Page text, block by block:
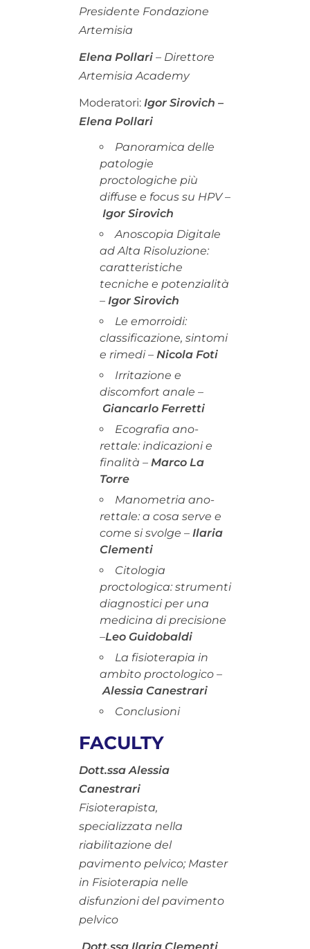
Presidente Fondazione
Artemisia
Elena Pollari – Direttore
Artemisia Academy
Moderatori: Igor Sirovich –
Elena Pollari
Panoramica delle
patologie
proctologiche più
diffuse e focus su HPV–
Igor Sirovich
Anoscopia Digitale
ad Alta Risoluzione:
caratteristiche
tecniche e potenzialità
– Igor Sirovich
Le emorroidi:
classificazione, sintomi
e rimedi – Nicola Foti
Irritazione e
discomfort anale –
Giancarlo Ferretti
Ecografia ano-
rettale: indicazioni e
finalità – Marco La
Torre
Manometria ano-
rettale: a cosa serve e
come si svolge – Ilaria
Clementi
Citologia
proctologica: strumenti
diagnostici per una
medicina di precisione
–Leo Guidobaldi
La fisioterapia in
ambito proctologico –
Alessia Canestrari
Conclusioni
FACULTY
Dott.ssa Alessia
Canestrari
Fisioterapista,
specializzata nella
riabilitazione del
pavimento pelvico; Master
in Fisioterapia nelle
disfunzioni del pavimento
pelvico
Dott.ssa Ilaria Clementi